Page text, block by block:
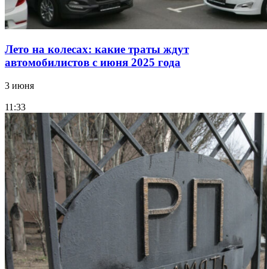
Лето на колесах: какие траты ждут
автомобилистов с июня 2025 года
3 июня
11:33